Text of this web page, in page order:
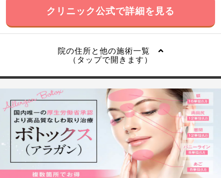
クリニック公式で詳細を見る
院の住所と他の施術一覧
（タップで開きます）